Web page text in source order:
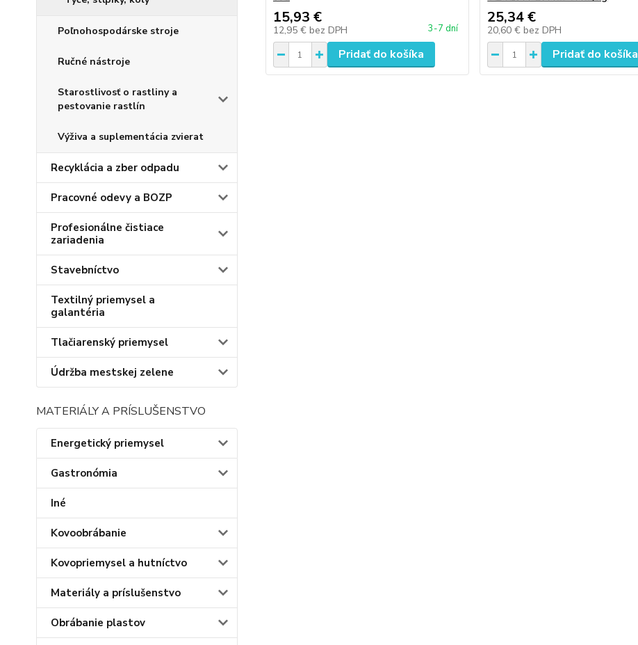
Poľnohospodárske stroje
Ručné nástroje
Starostlivosť o rastliny a
pestovanie rastlín
Výživa a suplementácia zvierat
Recyklácia a zber odpadu
Pracovné odevy a BOZP
Profesionálne čistiace
zariadenia
Stavebníctvo
Textilný priemysel a
galantéria
Tlačiarenský priemysel
Údržba mestskej zelene
MATERIÁLY A PRÍSLUŠENSTVO
Energetický priemysel
Gastronómia
Iné
Kovoobrábanie
Kovopriemysel a hutníctvo
Materiály a príslušenstvo
Obrábanie plastov
15,93 €
12,95 € bez DPH 3-7 dní
Pridať do košíka
25,34 €
20,60 € bez DPH
Pridať do košíka